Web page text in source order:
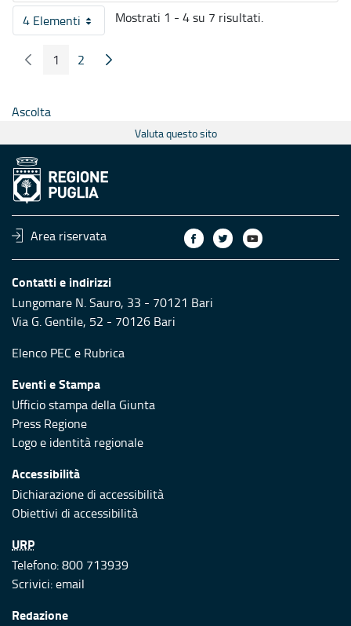
4 ElementiPer pagina
Mostrati 1 - 4 su 7 risultati.
Pagina Precedente
Pagina
1 Pagina
2 Pagina Seguente
Ascolta
Valuta questo sito
Area riservata
Contatti e indirizzi
Lungomare N. Sauro, 33 - 70121 Bari
Via G. Gentile, 52 - 70126 Bari
Elenco PEC e Rubrica
Eventi e Stampa
Ufficio stampa della Giunta
Press Regione
Logo e identità regionale
Accessibilità
Dichiarazione di accessibilità
Obiettivi di accessibilità
URP
Telefono: 800 713939
Scrivici:email
Redazione